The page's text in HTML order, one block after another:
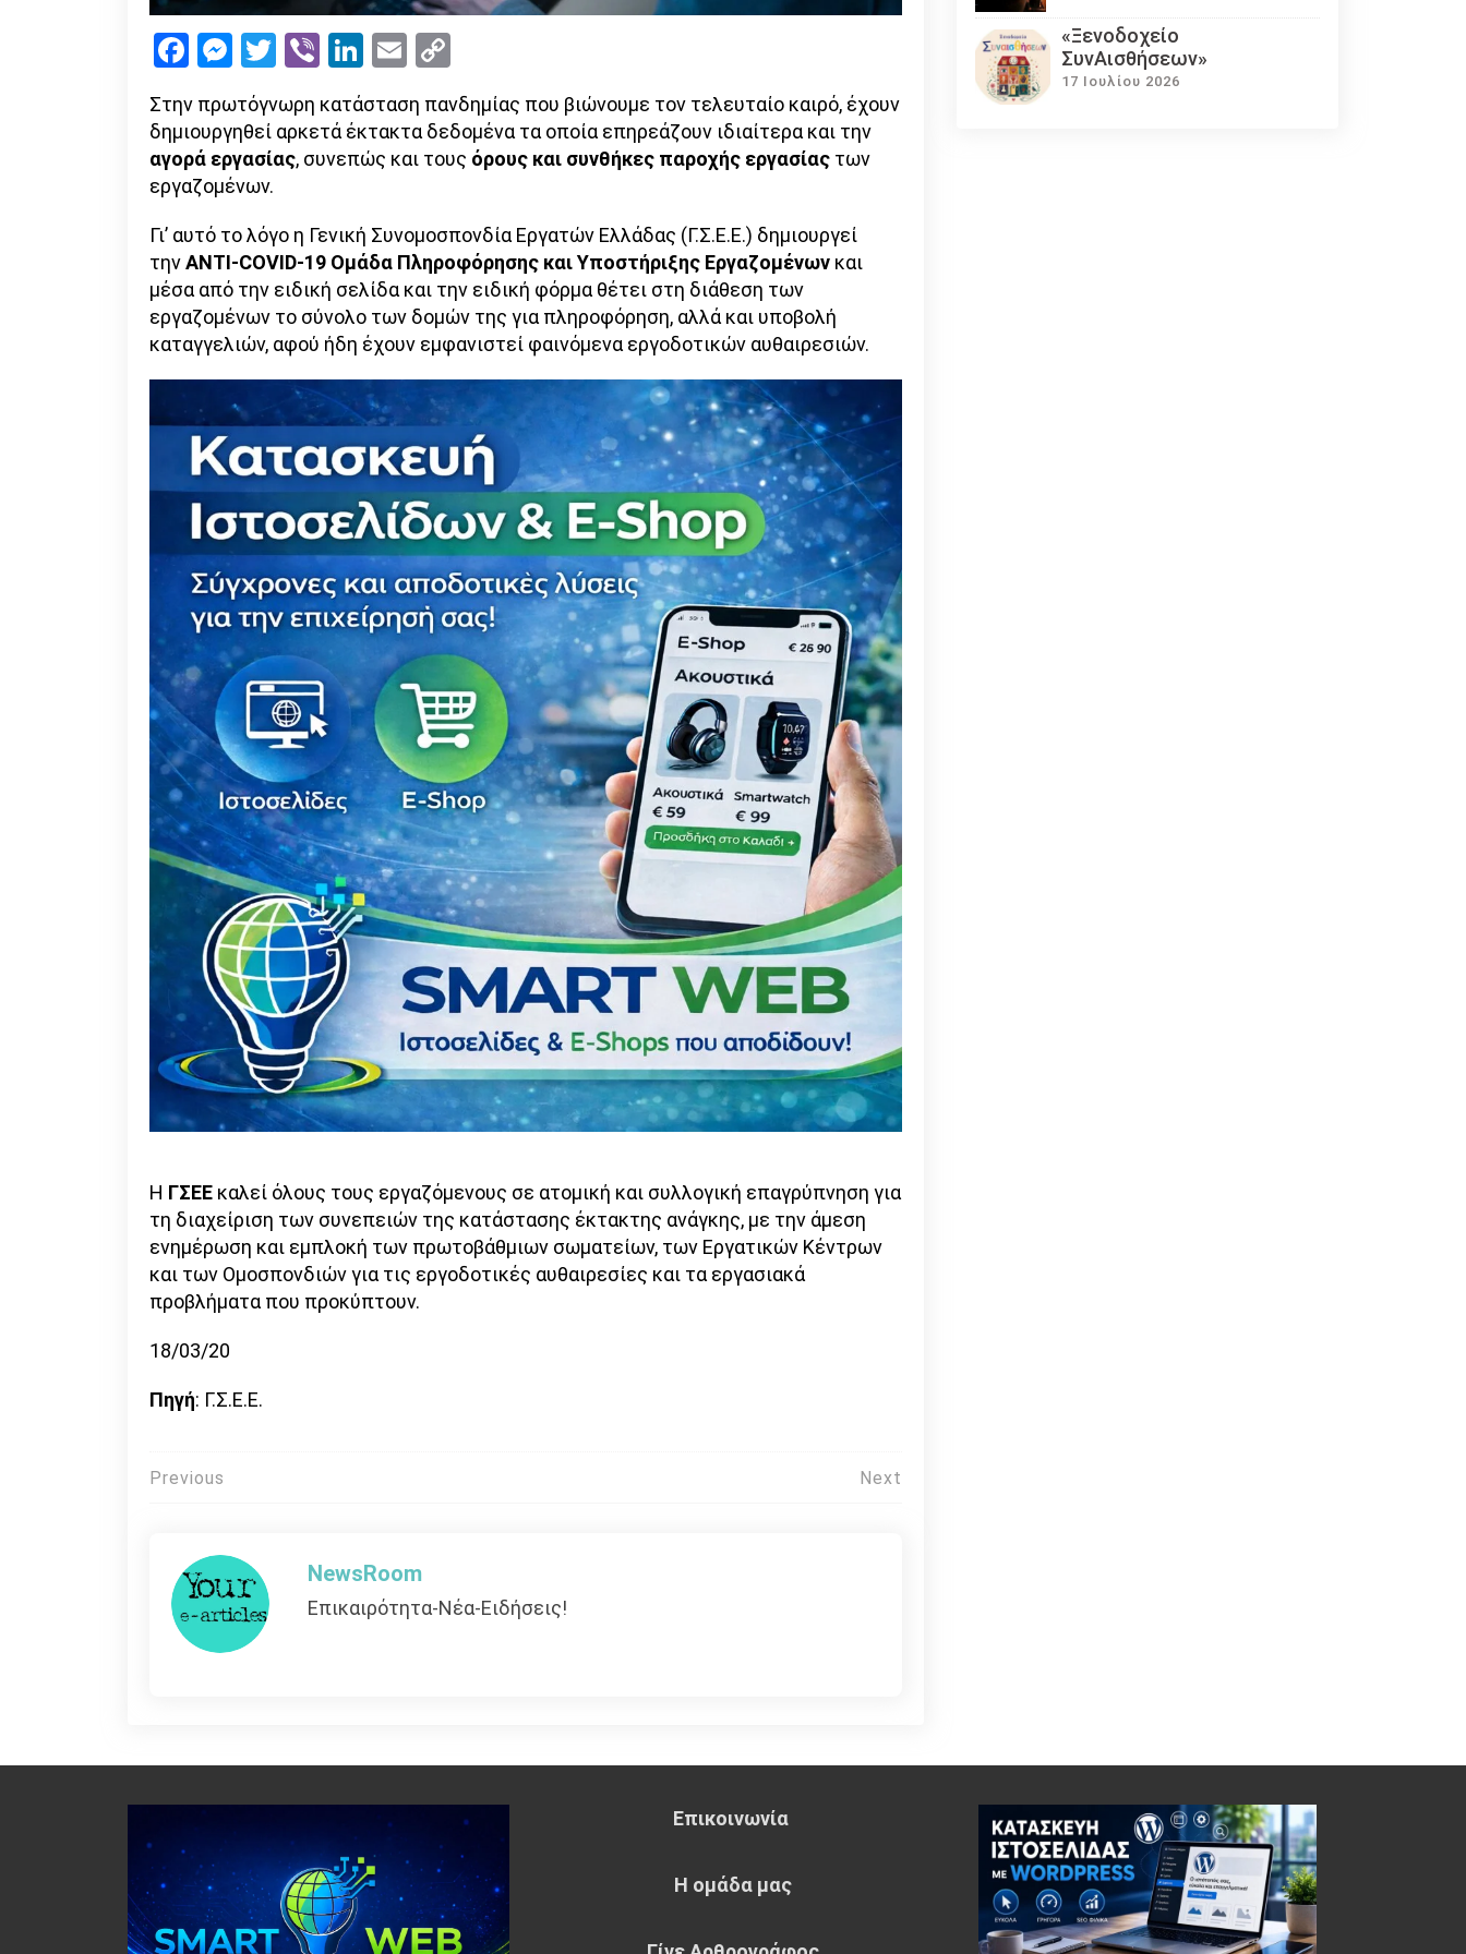
Facebook
Messenger
Twitter
ViberLinkedIn
Email
Link
Στην πρωτόγνωρη κατάσταση πανδημίας που βιώνουμε τον τελευταίο καιρό, έχουν
δημιουργηθεί αρκετά έκτακτα δεδομένα τα οποία επηρεάζουν ιδιαίτερα και την
αγορά εργασίας, συνεπώς και τους όρους και συνθήκες παροχής εργασίας των
εργαζομένων.
Γι’ αυτό το λόγο η Γενική Συνομοσπονδία Εργατών Ελλάδας (Γ.Σ.Ε.Ε.) δημιουργεί
τηνANTI-COVID-19 Ομάδα Πληροφόρησης και Υποστήριξης Εργαζομένων και
μέσα από την ειδική σελίδα και την ειδική φόρμα θέτει στη διάθεση των
εργαζομένων το σύνολο των δομών της για πληροφόρηση, αλλά και υποβολή
καταγγελιών, αφού ήδη έχουν εμφανιστεί φαινόμενα εργοδοτικών αυθαιρεσιών.
Η ΓΣΕΕ καλεί όλους τους εργαζόμενους σε ατομική και συλλογική επαγρύπνηση για
τη διαχείριση των συνεπειών της κατάστασης έκτακτης ανάγκης, με την άμεση
ενημέρωση και εμπλοκή των πρωτοβάθμιων σωματείων, των Εργατικών Κέντρων
και των Ομοσπονδιών για τις εργοδοτικές αυθαιρεσίες και τα εργασιακά
προβλήματα που προκύπτουν.
18/03/20
Πηγή: Γ.Σ.Ε.Ε.
Πλοήγηση
Previous Next
NewsRoom
Επικαιρότητα-Νέα-Ειδήσεις!
«Ξενοδοχείο
ΣυνΑισθήσεων»
17 Ιουλίου 2026
Επικοινωνία
Η ομάδα μας